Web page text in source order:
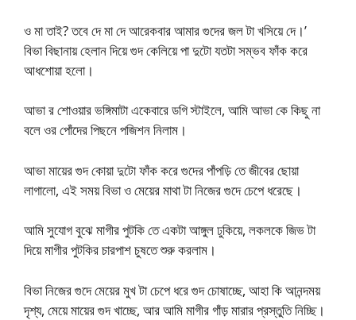
ও মা তাই? তবে দে মা দে আরেকবার আমার গুদের জল টা খসিয়ে দে।’
বিভা বিছানায় হেলান দিয়ে গুদ কেলিয়ে পা দুটো যতটা সম্ভব ফাঁক করে
আধশোয়া হলো।
আভা র শোওয়ার ভঙ্গিমাটা একেবারে ডগি স্টাইলে, আমি আভা কে কিছু না
বলে ওর পোঁদের পিছনে পজিশন নিলাম।
আভা মায়ের গুদ কোয়া দুটো ফাঁক করে গুদের পাঁপড়ি তে জীবের ছোয়া
লাগালো, এই সময় বিভা ও মেয়ের মাথা টা নিজের গুদে চেপে ধরেছে।
আমি সুযোগ বুঝে মাগীর পুটকি তে একটা আঙ্গুল ঢুকিয়ে, লকলকে জিভ টা
দিয়ে মাগীর পুটকির চারপাশ চুষতে শুরু করলাম।
বিভা নিজের গুদে মেয়ের মুখ টা চেপে ধরে গুদ চোষাচ্ছে, আহা কি আনন্দময়
দৃশ্য, মেয়ে মায়ের গুদ খাচ্ছে, আর আমি মাগীর গাঁড় মারার প্রস্তুতি নিচ্ছি।